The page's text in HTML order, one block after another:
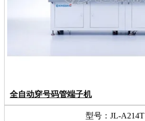
全自动穿号码管端子机
型号：JL-A214T